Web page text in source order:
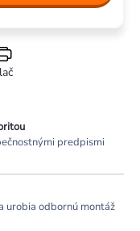
predpismi
urobia odbornú montáž